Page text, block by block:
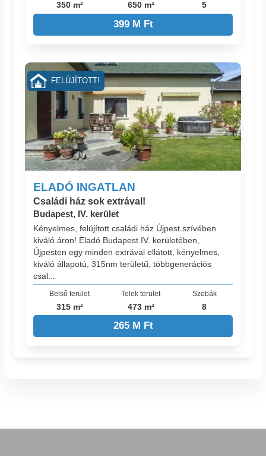
350 m² 650 m² 5
399 M Ft
ELADÓ INGATLAN
Családi ház sok extrával!
Budapest, IV. kerület
Kényelmes, felújított családi ház Újpest szívében
kiváló áron! Eladó Budapest IV. kerületében,
Újpesten egy minden extrával ellátott, kényelmes,
kiváló állapotú, 315nm területű, többgenerációs
csal...
Belső terület
315 m²
Telek terület
473 m²
Szobák
8
265 M Ft
FELÚJÍTOTT!